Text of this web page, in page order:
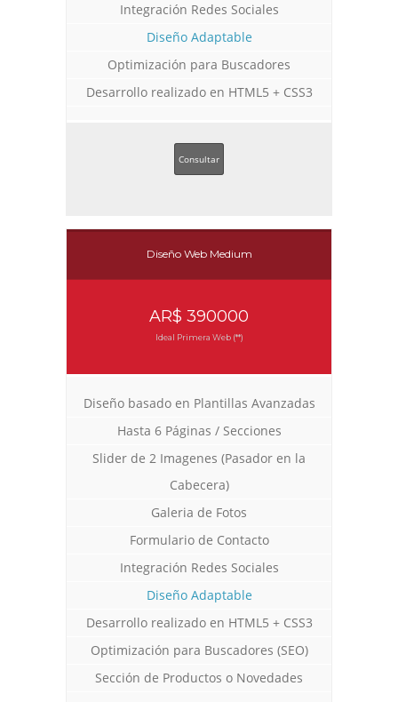
Integración Redes Sociales
Diseño Adaptable
Optimización para Buscadores
Desarrollo realizado en HTML5 + CSS3
Consultar
Diseño Web Medium
AR$ 390000
Ideal Primera Web (**)
Diseño basado en Plantillas Avanzadas
Hasta 6 Páginas / Secciones
Slider de 2 Imagenes (Pasador en la
Cabecera)
Galeria de Fotos
Formulario de Contacto
Integración Redes Sociales
Diseño Adaptable
Desarrollo realizado en HTML5 + CSS3
Optimización para Buscadores (SEO)
Sección de Productos o Novedades